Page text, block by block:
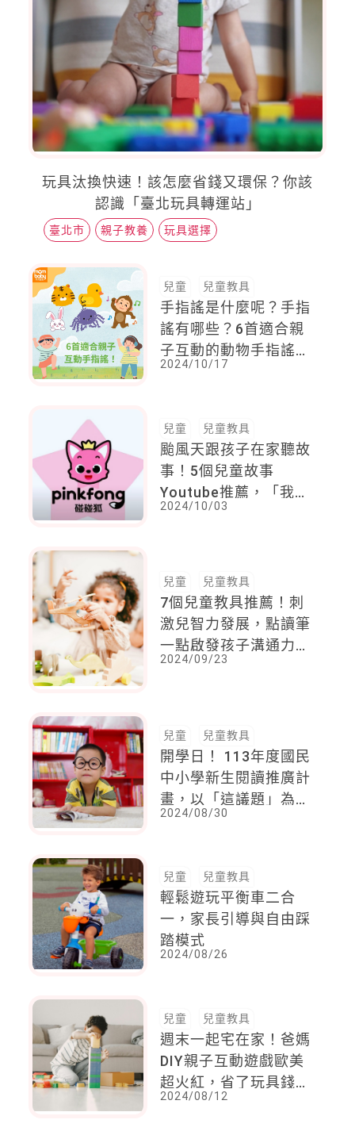
玩具汰換快速！該怎麼省錢又環保？你該
認識「臺北玩具轉運站」
臺北市 親子教養 玩具選擇
兒童 兒童教具
手指謠是什麼呢？手指
謠有哪些？6首適合親
子互動的動物手指謠、
數字手指謠、abc英文
2024/10/17
兒童 兒童教具
颱風天跟孩子在家聽故
事！5個兒童故事
Youtube推薦，「我們
家的睡前故事」配音員
2024/10/03
兒童 兒童教具
7個兒童教具推薦！刺
激兒智力發展，點讀筆
一點啟發孩子溝通力
，就連台語都能一學就
2024/09/23
兒童 兒童教具
開學日！ 113年度國民
中小學新生閱讀推廣計
畫，以「這議題」為
多，39萬人新生可獲適
2024/08/30
兒童 兒童教具
輕鬆遊玩平衡車二合
一，家長引導與自由踩
踏模式
2024/08/26
兒童 兒童教具
週末一起宅在家！爸媽
DIY親子互動遊戲歐美
超火紅，省了玩具錢，
孩子又開心
2024/08/12